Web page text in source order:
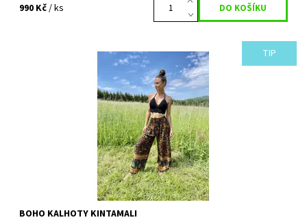
990 Kč/ ks
TIP
S kalhotami KINTAMALI si přijdou na své milovnice pohodlí. Jsou
nejen krásné, ale zároveň skvěle padnoucí a pohodlné. Letní
Vyprodáno
BOHO KALHOTY KINTAMALI